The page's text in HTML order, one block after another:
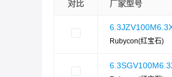
对比 厂家型号
Rubycon(红宝石)